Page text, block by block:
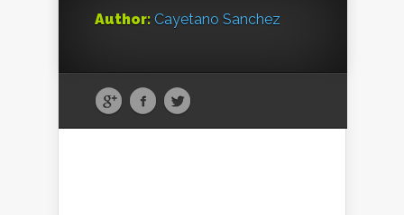
Author: Cayetano Sanchez